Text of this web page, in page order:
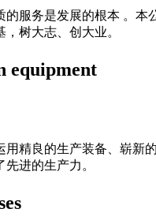
服务是发展的根本 。
树大志、创大业。
equipment
用精良的生产装备、崭新
进的生产力。